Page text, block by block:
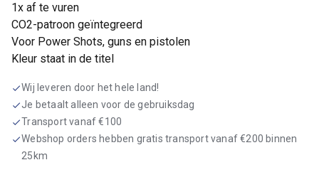
1x af te vuren
CO2-patroon geïntegreerd
Voor Power Shots, guns en pistolen
Kleur staat in de titel
checkWij leveren door het hele land!
check Je betaalt alleen voor de gebruiksdag
checkTransport vanaf €100
checkWebshop orders hebben gratis transport vanaf €200 binnen
25km